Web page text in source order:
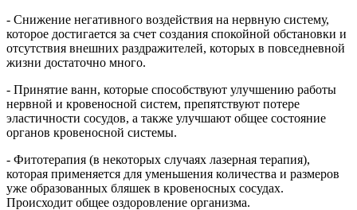
- Снижение негативного воздействия на нервную систему,
которое достигается за счет создания спокойной обстановки и
отсутствия внешних раздражителей, которых в повседневной
жизни достаточно много.
- Принятие ванн, которые способствуют улучшению работы
нервной и кровеносной систем, препятствуют потере
эластичности сосудов, а также улучшают общее состояние
органов кровеносной системы.
- Фитотерапия (в некоторых случаях лазерная терапия),
которая применяется для уменьшения количества и размеров
уже образованных бляшек в кровеносных сосудах.
Происходит общее оздоровление организма.